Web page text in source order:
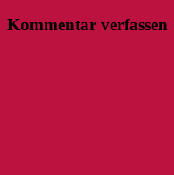
Kommentar verfassen